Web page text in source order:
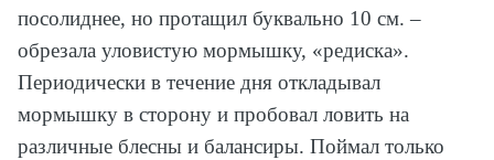
посолиднее, но протащил буквально 10 см. –
обрезала уловистую мормышку, «редиска».
Периодически в течение дня откладывал
мормышку в сторону и пробовал ловить на
различные блесны и балансиры. Поймал только